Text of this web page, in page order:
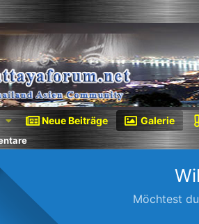
Neue Beiträge Galerie
Möchtest